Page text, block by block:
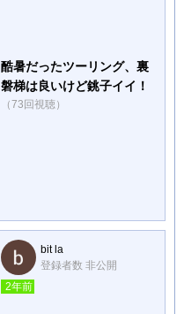
酷暑だったツーリング、裏
磐梯は良いけど銚子イイ！
（73回視聴）
bit la
登録者数 非公開
2年前